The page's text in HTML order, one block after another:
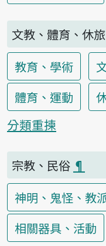
文教、體育、休旅
教育、學術
體育、運動
分類重揀
宗教、民俗 ¶
神明、鬼怪、教
相關器具、活動